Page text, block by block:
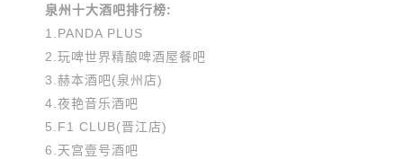
泉州十大酒吧排行榜:
1.PANDA PLUS
2.玩啤世界精酿啤酒屋餐吧
3.赫本酒吧(泉州店)
4.夜艳音乐酒吧
5.F1 CLUB(晋江店)
6.天宫壹号酒吧